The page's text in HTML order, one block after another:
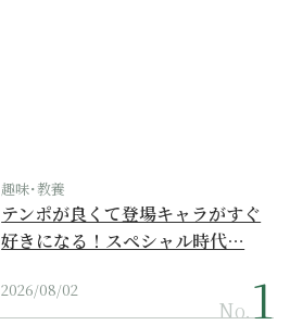
趣味･教養
テンポが良くて登場キャラがすぐ
好きになる！スペシャル時代…
2026/08/02
No.